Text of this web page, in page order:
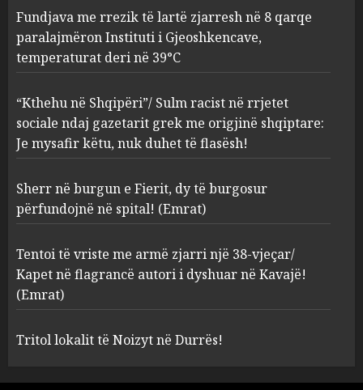
3
burgosur përfundojnë në
spital! (Emrat)
AUGUST 8, 2026
4
Tentoi të vriste me armë
zjarri një 38-vjeçar/ Kapet në
flagrancë autori i dyshuar në
Kavajë! (Emrat)
AUGUST 8, 2026
Tritol lokalit të Noizyt në
Durrës!
Fundjava me rrezik të lartë zjarresh në 8 qarqe
paralajmëron Instituti i Gjeoshkencave,
temperaturat deri në 39°C
“Kthehu në Shqipëri”/ Sulm racist në rrjetet
sociale ndaj gazetarit grek me origjinë shqiptare:
Je mysafir këtu, nuk duhet të flasësh!
Sherr në burgun e Fierit, dy të burgosur
përfundojnë në spital! (Emrat)
Tentoi të vriste me armë zjarri një 38-vjeçar/
Kapet në flagrancë autori i dyshuar në Kavajë!
(Emrat)
Tritol lokalit të Noizyt në Durrës!